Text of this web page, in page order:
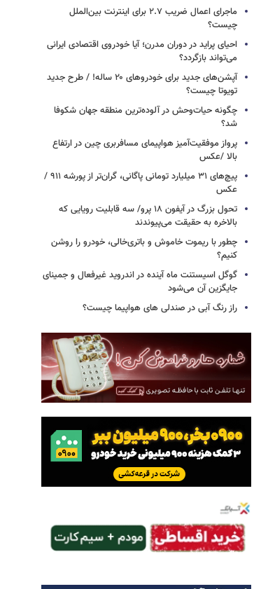
ماجرای اعمال ضریب ۲.۷ برای اینترنت بین‌الملل
چیست؟
احیای پراید در دوران مدرن؛ آیا خودروی اقتصادی ایرانی
می‌تواند بازگردد؟
آپشن‌های جدید برای خودروهای ۲۰ ساله! / طرح جدید
تویوتا چیست؟
چگونه حیات‌وحش در آلوده‌ترین منطقه جهان شکوفا
شد؟
پرواز موفقیت‌آمیز هواپیمای مسافربری چین در ارتفاع
بالا /عکس
پیچ‌های ۳۱ میلیارد تومانی پاگانی، گران‌تر از پورشه ۹۱۱ /
عکس
تحول بزرگ در آیفون ۱۸ پرو/ سه قابلیت رویایی که
بالاخره به حقیقت می‌پیوندند
چطور با ریموت خاموش و باتری‌خالی، خودرو را روشن
کنیم؟
گوگل اسیستنت ماه آینده در اندروید غیرفعال و جمینای
جایگزین آن می‌شود
راز رنگ آبی در صندلی های هواپیما چیست؟